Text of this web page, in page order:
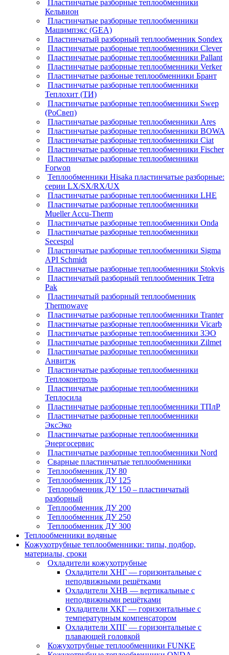
Пластинчатые разборные теплообменники
Кельвион
Пластинчатые разборные теплообменники
Машимпэкс (GEA)
Пластинчатый разборный теплообменник Sondex
Пластинчатые разборные теплообменники Clever
Пластинчатые разборные теплообменники Pallant
Пластинчатые разборные теплообменники Verker
Пластинчатые разбоные теплообменники Брант
Пластинчатые разборные теплообменники
Теплохит (ТИ)
Пластинчатые разборные теплообменники Swep
(РоСвеп)
Пластинчатые разборные теплообменники Ares
Пластинчатые разборные теплообменники BOWA
Пластинчатые разборные теплообменники Ciat
Пластинчатые разборные теплообменники Fischer
Пластинчатые разборные теплообменники
Forwon
Теплообменники Hisaka пластинчатые разборные:
серии LX/SX/RX/UX
Пластинчатые разборные теплообменники LHE
Пластинчатые разборные теплообменники
Mueller Accu-Therm
Пластинчатые разборные теплообменники Onda
Пластинчатые разборные теплообменники
Secespol
Пластинчатые разборные теплообменники Sigma
API Schmidt
Пластинчатые разборные теплообменники Stokvis
Пластинчатый разборный теплообменник Tetra
Pak
Пластинчатый разборный теплообменник
Thermowave
Пластинчатые разборные теплообменники Tranter
Пластинчатые разборные теплообменники Vicarb
Пластинчатые разборные теплообменники ЗЭО
Пластинчатые разборные теплообменники Zilmet
Пластинчатые разборные теплообменники
Анвитэк
Пластинчатые разборные теплообменники
Теплоконтроль
Пластинчатые разборные теплообменники
Теплосила
Пластинчатые разборные теплообменники ТПлР
Пластинчатые разборные теплообменники
ЭксЭко
Пластинчатые разборные теплообменники
Энергосервис
Пластинчатые разборные теплообменники Nord
Сварные пластинчатые теплообменники
Теплообменник ДУ 80
Теплообменник ДУ 125
Теплообменник ДУ 150 – пластинчатый
разборный
Теплообменник ДУ 200
Теплообменник ДУ 250
Теплообменник ДУ 300
Теплообменники водяные
Кожухотрубные теплообменники: типы, подбор,
материалы, сроки
Охладители кожухотрубные
Охладители ХНГ — горизонтальные с
неподвижными решётками
Охладители ХНВ — вертикальные с
неподвижными решётками
Охладители ХКГ — горизонтальные с
температурным компенсатором
Охладители ХПГ — горизонтальные с
плавающей головкой
Кожухотрубные теплообменники FUNKE